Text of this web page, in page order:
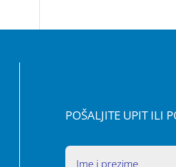
POŠALJITE UPIT ILI